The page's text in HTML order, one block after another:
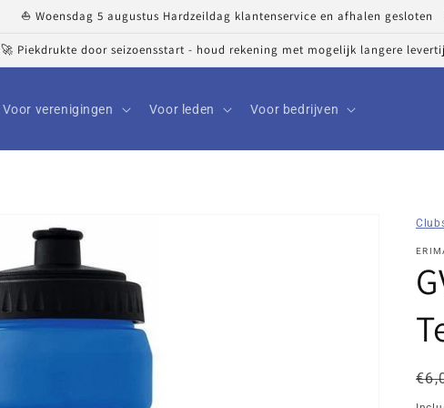
⛵ Woensdag 5 augustus Hardzeildag klantenservice en afhalen gesloten
🚀 Piekdrukte door seizoensstart - houd rekening met mogelijk langere
Voor verenigingen Voor leden Voor bedrijven